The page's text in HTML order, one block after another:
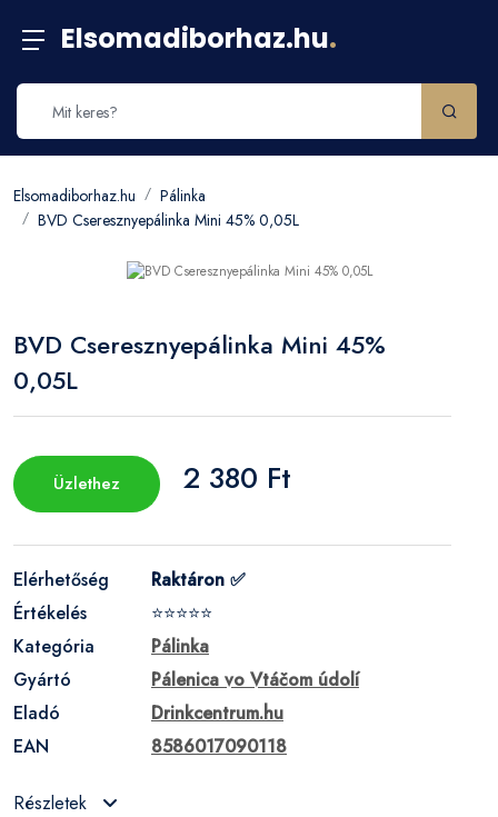
Elsomadiborhaz.hu.
Elsomadiborhaz.hu
Pálinka
BVD Cseresznyepálinka Mini 45% 0,05L
BVD Cseresznyepálinka Mini 45%
0,05L
Üzlethez 2 380 Ft
Elérhetőség
Raktáron ✅
Értékelés
⭐⭐⭐⭐⭐
Kategória
Pálinka
Gyártó
Pálenica vo Vtáčom údolí
Eladó
Drinkcentrum.hu
EAN
8586017090118
Részletek